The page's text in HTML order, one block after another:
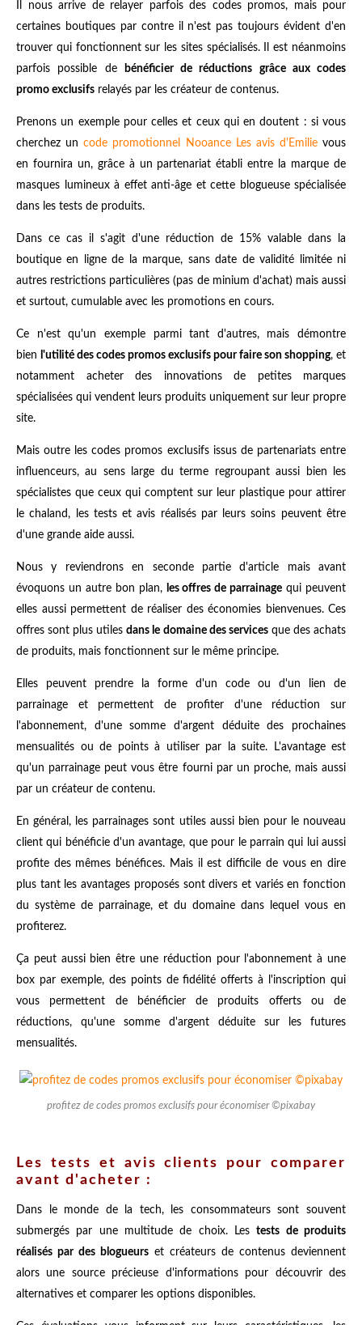
Il nous arrive de relayer parfois des codes promos, mais pour
certaines boutiques par contre il n'est pas toujours évident d'en
trouver qui fonctionnent sur les sites spécialisés. Il est néanmoins
parfois possible de
bénéficier de réductions grâce aux codes
promo exclusifs relayés par les créateur de contenus.
Prenons un exemple pour celles et ceux qui en doutent : si vous
cherchez uncode promotionnel Nooance Les avis d'Emilievous
en fournira un, grâce à un partenariat établi entre la marque de
masques lumineux à effet anti-âge et cette blogueuse spécialisée
dans les tests de produits.
Dans ce cas il s'agit d'une réduction de 15% valable dans la
boutique en ligne de la marque, sans date de validité limitée ni
autres restrictions particulières (pas de minium d'achat) mais aussi
et surtout, cumulable avec les promotions en cours.
Ce n'est qu'un exemple parmi tant d'autres, mais démontre
bien l'utilité des codes promos exclusifs pour faire son shopping, et
notamment acheter des innovations de petites marques
spécialisées qui vendent leurs produits uniquement sur leur propre
site.
Mais outre les codes promos exclusifs issus de partenariats entre
influenceurs, au sens large du terme regroupant aussi bien les
spécialistes que ceux qui comptent sur leur plastique pour attirer
le chaland, les tests et avis réalisés par leurs soins peuvent être
d'une grande aide aussi.
Nous y reviendrons en seconde partie d'article mais avant
évoquons un autre bon plan, les offres de parrainage qui peuvent
elles aussi permettent de réaliser des économies bienvenues. Ces
offres sont plus utilesdans le domaine des servicesque des achats
de produits, mais fonctionnent sur le même principe.
Elles peuvent prendre la forme d'un code ou d'un lien de
parrainage et permettent de profiter d'une réduction sur
l'abonnement, d'une somme d'argent déduite des prochaines
mensualités ou de points à utiliser par la suite. L'avantage est
qu'un parrainage peut vous être fourni par un proche, mais aussi
par un créateur de contenu.
En général, les parrainages sont utiles aussi bien pour le nouveau
client qui bénéficie d'un avantage, que pour le parrain qui lui aussi
profite des mêmes bénéfices. Mais il est difficile de vous en dire
plus tant les avantages proposés sont divers et variés en fonction
du système de parrainage, et du domaine dans lequel vous en
profiterez.
Ça peut aussi bien être une réduction pour l'abonnement à une
box par exemple, des points de fidélité offerts à l'inscription qui
vous permettent de bénéficier de produits offerts ou de
réductions, qu'une somme d'argent déduite sur les futures
mensualités.
profitez de codes promos exclusifs pour économiser ©pixabay
Les tests et avis clients pour comparer
avant d'acheter :
Dans le monde de la tech, les consommateurs sont souvent
submergés par une multitude de choix. Lestests de produits
réalisés par des blogueurs et créateurs de contenus deviennent
alors une source précieuse d'informations pour découvrir des
alternatives et comparer les options disponibles.